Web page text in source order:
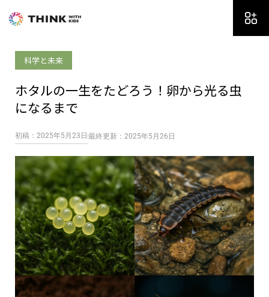
科学と未来
ホタルの一生をたどろう！卵から光る虫
になるまで
初稿：2025年5月23日 最終更新：2025年5月26日